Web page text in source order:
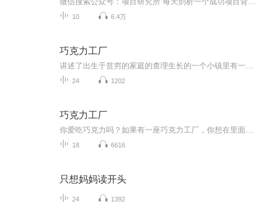
10 6.4万
巧克力工厂
24 1202
巧克力工厂
18 6616
只想妈妈读开头
24 1392